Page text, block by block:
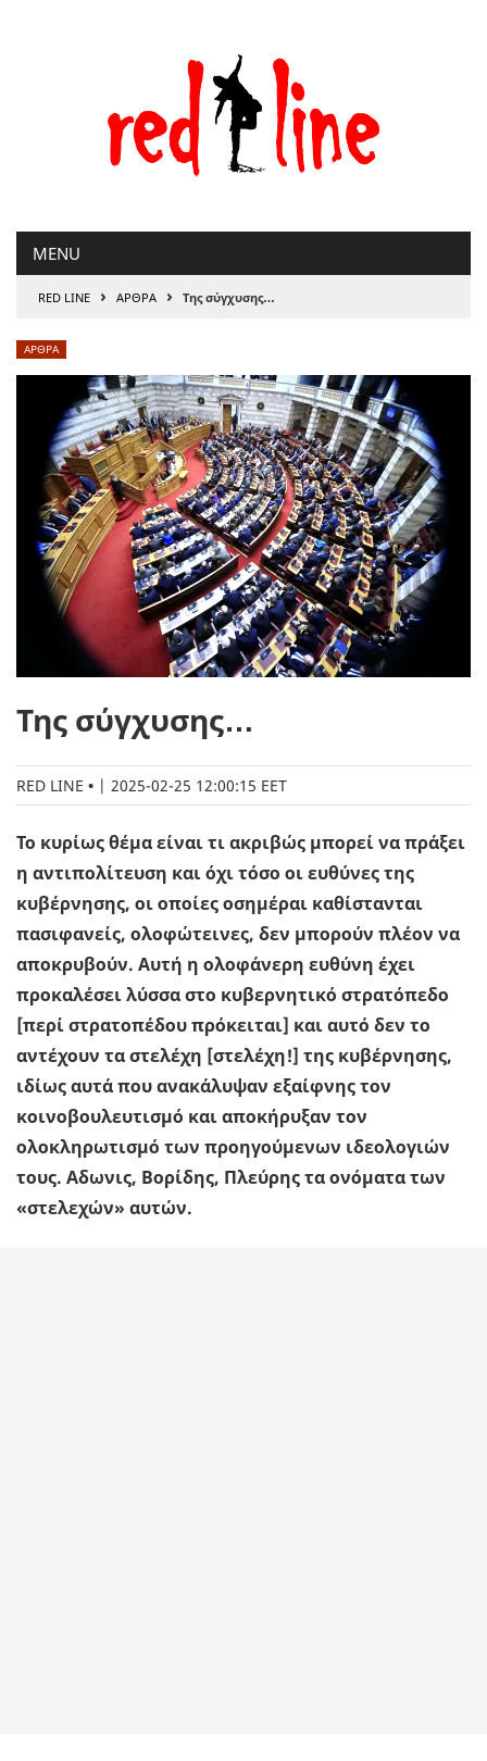
MENU
RED LINE › ΑΡΘΡΑ › Της σύγχυσης…
ΑΡΘΡΑ
Της σύγχυσης…
RED LINE | 2025-02-25 12:00:15 EET
Το κυρίως θέμα είναι τι ακριβώς μπορεί να πράξει
η αντιπολίτευση και όχι τόσο οι ευθύνες της
κυβέρνησης, οι οποίες οσημέραι καθίστανται
πασιφανείς, ολοφώτεινες, δεν μπορούν πλέον να
αποκρυβούν. Αυτή η ολοφάνερη ευθύνη έχει
προκαλέσει λύσσα στο κυβερνητικό στρατόπεδο
[περί στρατοπέδου πρόκειται] και αυτό δεν το
αντέχουν τα στελέχη [στελέχη!] της κυβέρνησης,
ιδίως αυτά που ανακάλυψαν εξαίφνης τον
κοινοβουλευτισμό και αποκήρυξαν τον
ολοκληρωτισμό των προηγούμενων ιδεολογιών
τους. Αδωνις, Βορίδης, Πλεύρης τα ονόματα των
«στελεχών» αυτών.